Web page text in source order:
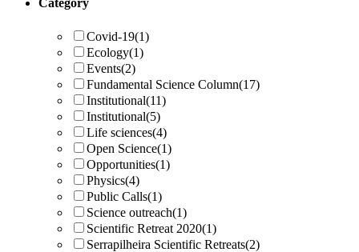
Category
Covid-19(1)
Ecology(1)
Events(2)
Fundamental Science Column(17)
Institutional(11)
Institutional(5)
Life sciences(4)
Open Science(1)
Opportunities(1)
Physics(4)
Public Calls(1)
Science outreach(1)
Scientific Retreat 2020(1)
Serrapilheira Scientific Retreats(2)